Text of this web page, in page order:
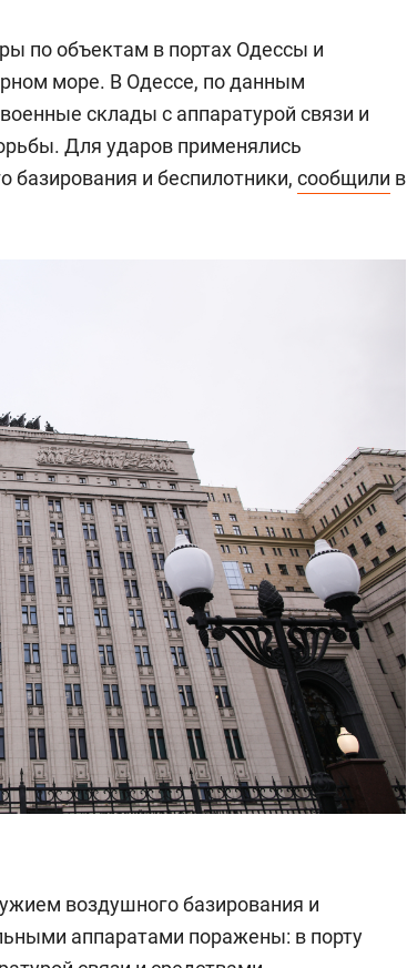
по объектам в портах Одессы и
море. В Одессе, по данным
склады с аппаратурой связи и
Для ударов применялись
базирования и беспилотники, сообщили в
воздушного базирования и
аппаратами поражены: в порту